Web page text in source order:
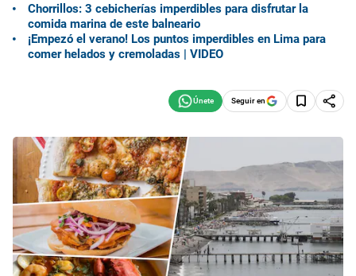
Chorrillos: 3 cebicherías imperdibles para disfrutar la
comida marina de este balneario
¡Empezó el verano! Los puntos imperdibles en Lima para
comer helados y cremoladas | VIDEO
Seguir en